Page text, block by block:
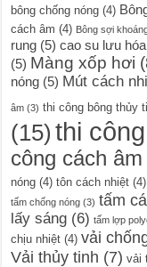
bông chống nóng (4)
cách âm (4) Bông sợi
rung (5) cao su lưu hóa
(5) Màng xốp hơi
nóng (5) Mút cách
âm (3) thi công bông thủy
(15) thi
công cách âm
nóng (4) tôn cách nhiệt (4)
tấm chống nóng (3) tấm
lấy sáng (6) tấm lợp
chịu nhiệt (4) vải
Vải thủy tinh (7) vải